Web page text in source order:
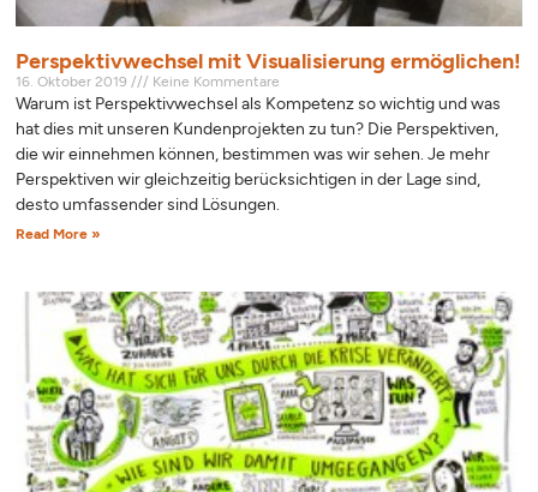
Perspektivwechsel mit Visualisierung ermöglichen!
16. Oktober 2019 Keine Kommentare
Warum ist Perspektivwechsel als Kompetenz so wichtig und was
hat dies mit unseren Kundenprojekten zu tun? Die Perspektiven,
die wir einnehmen können, bestimmen was wir sehen. Je mehr
Perspektiven wir gleichzeitig berücksichtigen in der Lage sind,
desto umfassender sind Lösungen.
Read More »